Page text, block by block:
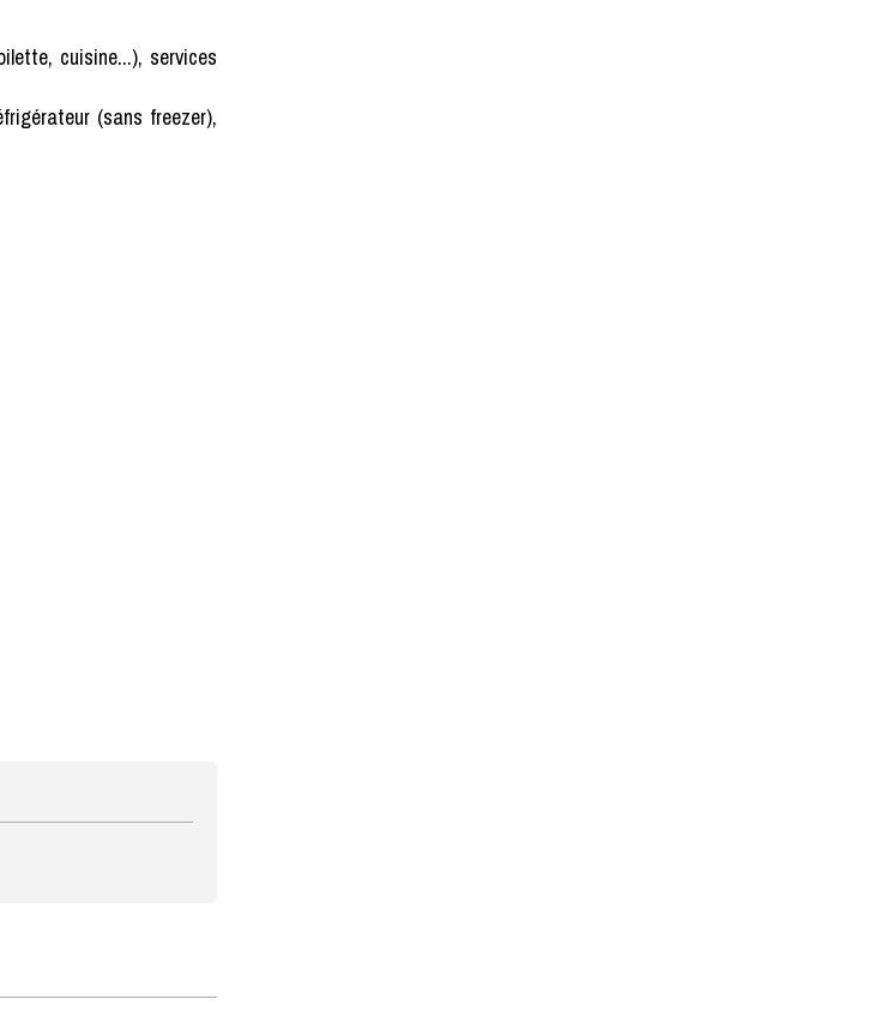
cuisine...), services
(sans freezer),